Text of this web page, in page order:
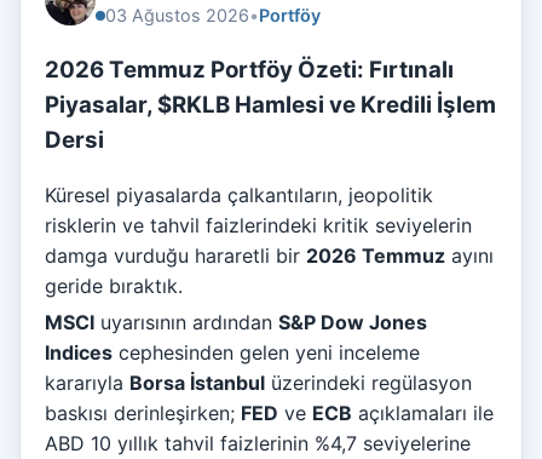
03 Ağustos 2026•Portföy
2026 Temmuz Portföy Özeti: Fırtınalı
Piyasalar, $RKLB Hamlesi ve Kredili İşlem
Dersi
Küresel piyasalarda çalkantıların, jeopolitik
risklerin ve tahvil faizlerindeki kritik seviyelerin
damga vurduğu hararetli bir 2026 Temmuz ayını
geride bıraktık.
MSCI uyarısının ardından S&P Dow Jones
Indices cephesinden gelen yeni inceleme
kararıyla Borsa İstanbul üzerindeki regülasyon
baskısı derinleşirken; FED ve ECB açıklamaları ile
ABD 10 yıllık tahvil faizlerinin %4,7 seviyelerine